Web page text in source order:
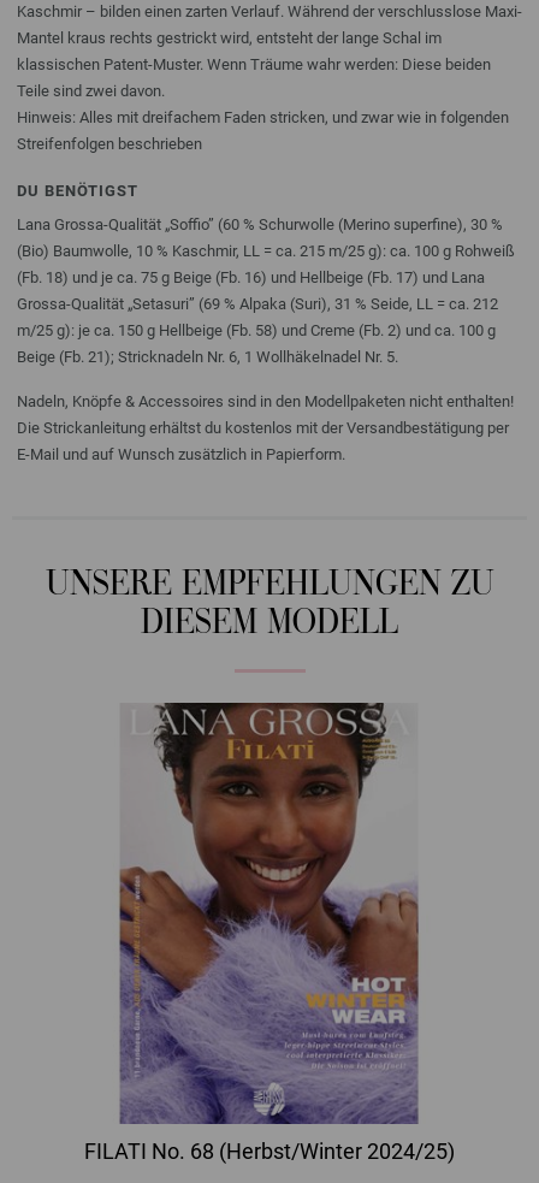
Kaschmir – bilden einen zarten Verlauf. Während der verschlusslose Maxi-
Mantel kraus rechts gestrickt wird, entsteht der lange Schal im
klassischen Patent-Muster. Wenn Träume wahr werden: Diese beiden
Teile sind zwei davon.
Hinweis: Alles mit dreifachem Faden stricken, und zwar wie in folgenden
Streifenfolgen beschrieben
DU BENÖTIGST
Lana Grossa-Qualität „Soffio” (60 % Schurwolle (Merino superfine), 30 %
(Bio) Baumwolle, 10 % Kaschmir, LL = ca. 215 m/25 g): ca. 100 g Rohweiß
(Fb. 18) und je ca. 75 g Beige (Fb. 16) und Hellbeige (Fb. 17) und Lana
Grossa-Qualität „Setasuri” (69 % Alpaka (Suri), 31 % Seide, LL = ca. 212
m/25 g): je ca. 150 g Hellbeige (Fb. 58) und Creme (Fb. 2) und ca. 100 g
Beige (Fb. 21); Stricknadeln Nr. 6, 1 Wollhäkelnadel Nr. 5.
Nadeln, Knöpfe & Accessoires sind in den Modellpaketen nicht enthalten!
Die Strickanleitung erhältst du kostenlos mit der Versandbestätigung per
E-Mail und auf Wunsch zusätzlich in Papierform.
UNSERE EMPFEHLUNGEN ZU
DIESEM MODELL
FILATI No. 68 (Herbst/Winter 2024/25)